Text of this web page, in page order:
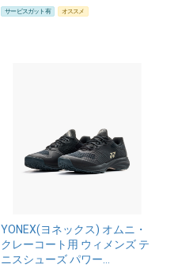
サービスガット有 オススメ
YONEX(ヨネックス) オムニ・
クレーコート用 ウィメンズ テ
ニスシューズ パワー…